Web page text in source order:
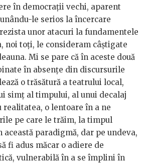
în democrații vechi, aparent
le serios la încercare
unor atacuri la fundamentele
noi toți, le consideram câștigate
Mi se pare că în aceste două
în absențe din discursurile
o trăsătură a teatrului local,
simț al timpului, al unui decalaj
realitatea, o lentoare în a ne
pe care le trăim, la timpul
această paradigmă, dar pe undeva,
fi adus măcar o adiere de
vulnerabilă în a se împlini în